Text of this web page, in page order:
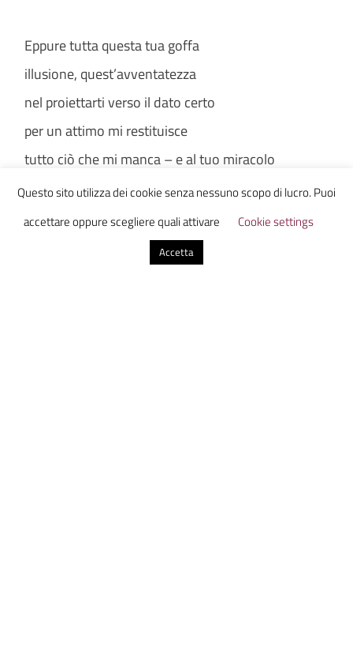
Eppure tutta questa tua goffa
illusione, quest’avventatezza
nel proiettarti verso il dato certo
per un attimo mi restituisce
tutto ciò che mi manca – e al tuo miracolo
questa sera mi faccio donna
completamente”
Questo sito utilizza dei cookie senza nessuno scopo di lucro. Puoi
accettare oppure scegliere quali attivare
Cookie settings
Accetta